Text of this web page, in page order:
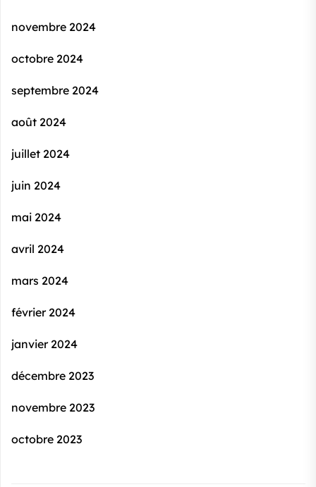
novembre 2024
octobre 2024
septembre 2024
août 2024
juillet 2024
juin 2024
mai 2024
avril 2024
mars 2024
février 2024
janvier 2024
décembre 2023
novembre 2023
octobre 2023